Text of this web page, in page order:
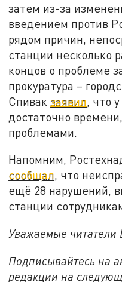
затем из-за
введением против
рядом причин,
станции несколько
концов о проблеме
прокуратура –
Спивак заявил , что
достаточно
проблемами.
Напомним,
сообщал, что
ещё 28 нарушений,
станции
Уважаемые читатели
Подписывайтесь на
редакции на